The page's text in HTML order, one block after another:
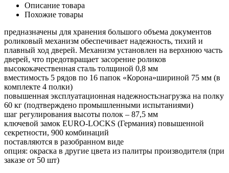
Описание товара
Похожие товары
предназначены для хранения большого объема документов
роликовый механизм обеспечивает надежность, тихий и
плавный ход дверей. Механизм установлен на верхнюю часть
дверей, что предотвращает засорение роликов
высококачественная сталь толщиной 0,8 мм
вместимость 5 рядов по 16 папок «Корона»шириной 75 мм (в
комплекте 4 полки)
повышенная эксплуатационная надежность:нагрузка на полку
60 кг (подтверждено промышленными испытаниями)
шаг регулирования высоты полок – 87,5 мм
ключевой замок EURO-LOCKS (Германия) повышенной
секретности, 900 комбинаций
поставляются в разобранном виде
опция: окраска в другие цвета из палитры производителя (при
заказе от 50 шт)